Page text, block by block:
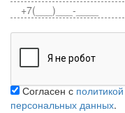
Согласен с
персональных данных.